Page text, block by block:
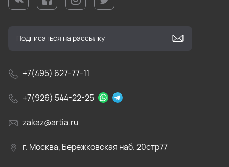
+7(495) 627-77-11
+7(926) 544-22-25
zakaz@artia.ru
г. Москва, Бережковская наб. 20стр77